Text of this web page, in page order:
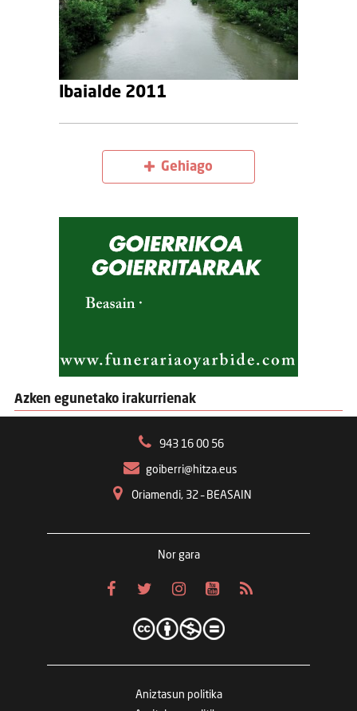
Ibaialde 2011
Gehiago
Azken egunetako irakurrienak
943 16 00 56
goiberri@hitza.eus
Oriamendi, 32 – BEASAIN
Nor gara
Aniztasun politika